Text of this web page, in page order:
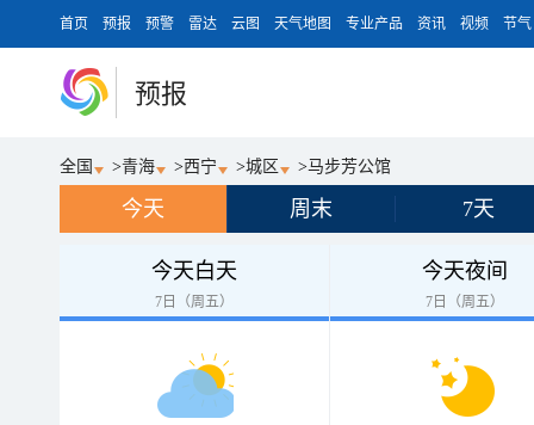
首页 预报 预警 雷达 云图 天气地图 专业产品 资讯 视频 节气
预报
全国 >青海 >西宁 >城区 >马步芳公馆
今天 周末 7天
今天白天
7日（周五）
今天夜间
7日（周五）